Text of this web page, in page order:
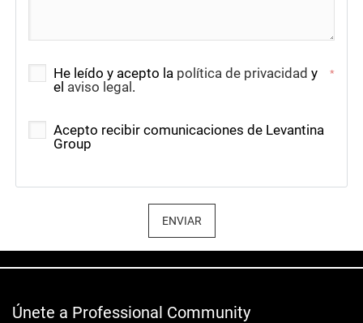
He leído y acepto la política de privacidad y
el aviso legal .
*
Acepto recibir comunicaciones de Levantina
Group
ENVIAR
Únete a Professional Community